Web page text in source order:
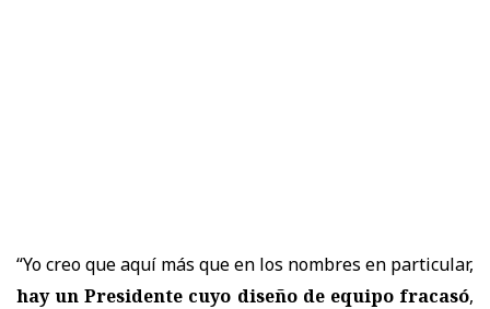
“Yo creo que aquí más que en los nombres en particular,
hay un Presidente cuyo diseño de equipo fracasó,